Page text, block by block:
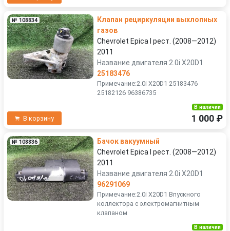
№ 108834
Клапан рециркуляции выхлопных
газов
Chevrolet Epica I рест. (2008—2012)
2011
Название двигателя 2.0i X20D1
25183476
Примечание:2.0i X20D1 25183476
25182126 96386735
В корзину
В наличии
1 000 ₽
№ 108836
Бачок вакуумный
Chevrolet Epica I рест. (2008—2012)
2011
Название двигателя 2.0i X20D1
96291069
Примечание:2.0i X20D1 Впускного
коллектора с электромагнитным
клапаном
В наличии